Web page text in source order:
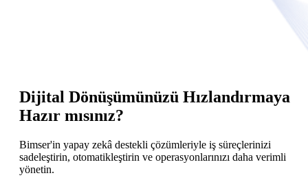
Dijital Dönüşümünüzü Hızlandırmaya
Hazır mısınız?
Bimser'in yapay zekâ destekli çözümleriyle iş süreçlerinizi
sadeleştirin, otomatikleştirin ve operasyonlarınızı daha verimli
yönetin.